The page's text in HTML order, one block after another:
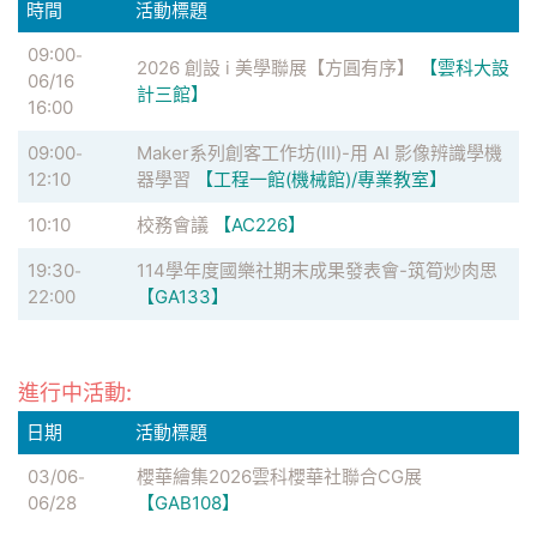
時間
活動標題
09:00-
06/16
16:00
2026 創設 i 美學聯展【方圓有序】
【雲科大設
計三館】
09:00-
12:10
Maker系列創客工作坊(III)-用 AI 影像辨識學機
器學習
【工程一館(機械館)/專業教室】
10:10
校務會議
【AC226】
19:30-
22:00
114學年度國樂社期末成果發表會-筑筍炒肉思
【GA133】
進行中活動:
日期
活動標題
03/06-
06/28
櫻華繪集2026雲科櫻華社聯合CG展
【GAB108】